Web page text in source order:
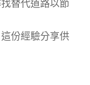
替代道路以節
份經驗分享供